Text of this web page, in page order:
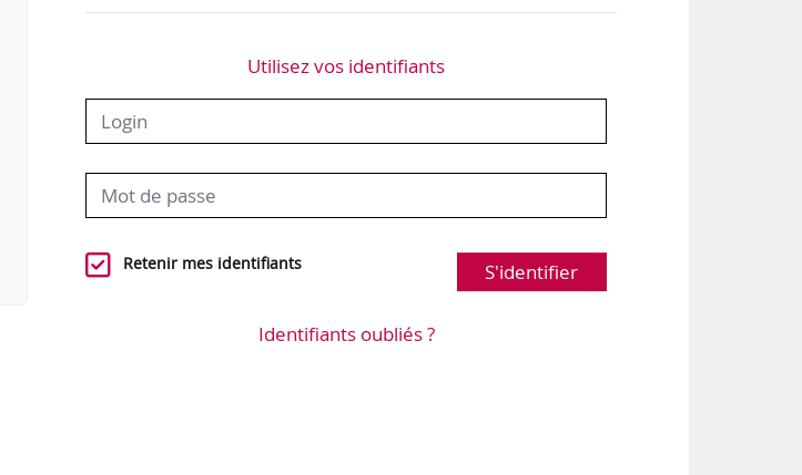
Utilisez vos identifiants
Retenir mes identifiants S'identifier
Identifiants oubliés ?